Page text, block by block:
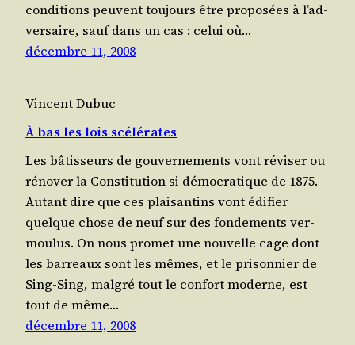
condi­tions peuvent tou­jours être pro­po­sées à l’ad­
ver­saire, sauf dans un cas : celui où…
décembre 11, 2008
Vincent Dubuc
À bas les lois scélérates
Les bâtis­seurs de gou­ver­ne­ments vont révi­ser ou
réno­ver la Consti­tu­tion si démo­cra­tique de 1875.
Autant dire que ces plai­san­tins vont édi­fier
quelque chose de neuf sur des fon­de­ments ver­
mou­lus. On nous pro­met une nou­velle cage dont
les bar­reaux sont les mêmes, et le pri­son­nier de
Sing-Sing, mal­gré tout le confort moderne, est
tout de même…
décembre 11, 2008